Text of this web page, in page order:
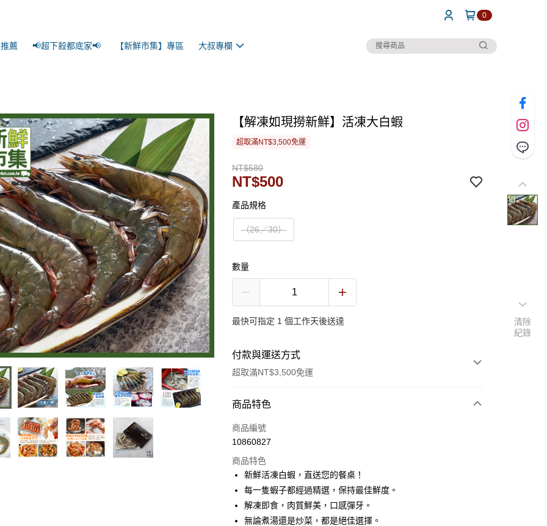
0
薦 📢超下殺都底家📢 【新鮮市集】專區 大叔專欄
【解凍如現撈新鮮】活凍大白蝦
超取滿NT$3,500免運
NT$580
NT$500
產品規格
（26／30）
數量
最快可指定 1 個工作天後送達
付款與運送方式
超取滿NT$3,500免運
付款方式
信用卡一次付款
街口支付
悠遊付
ATM付款
商品特色
商品編號
10860827
商品特色
新鮮活凍白蝦，直送您的餐桌！
每一隻蝦子都經過精選，保持最佳鮮度。
解凍即食，肉質鮮美，口感彈牙。
無論煮湯還是炒菜，都是絕佳選擇。
清除
紀錄